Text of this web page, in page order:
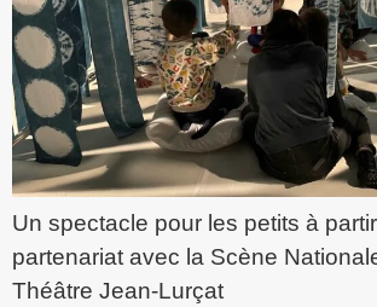
Un spectacle pour les petits à
partenariat avec la Scène
Théâtre Jean-Lurçat